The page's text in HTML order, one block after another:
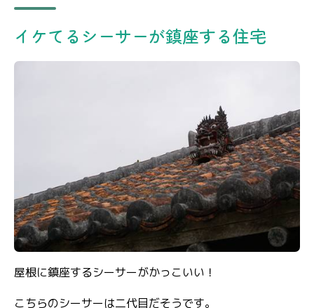
イケてるシーサーが鎮座する住宅
屋根に鎮座するシーサーがかっこいい！
こちらのシーサーは二代目だそうです。